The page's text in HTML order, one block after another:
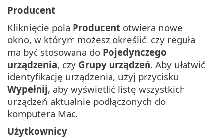
Producent
Kliknięcie pola Producent otwiera nowe
okno, w którym możesz określić, czy reguła
ma być stosowana do Pojedynczego
urządzenia, czy Grupy urządzeń. Aby ułatwić
identyfikację urządzenia, użyj przycisku
Wypełnij, aby wyświetlić listę wszystkich
urządzeń aktualnie podłączonych do
komputera Mac.
Użytkownicy